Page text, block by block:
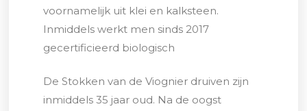
voornamelijk uit klei en kalksteen.
Inmiddels werkt men sinds 2017
gecertificieerd biologisch
De Stokken van de Viognier druiven zijn
inmiddels 35 jaar oud. Na de oogst